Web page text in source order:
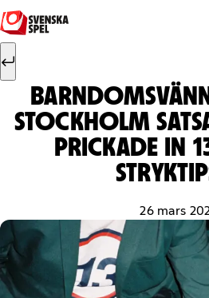
Hoppa till innehåll
Sök efter:
STOCKHOLM
PRICKADE IN
26 mars